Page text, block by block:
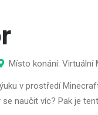
Místo konání: Virtuální
v prostředí
naučit víc? Pak je